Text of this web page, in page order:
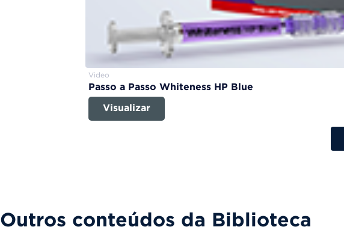
Video
Passo a Passo Whiteness HP Blue
Visualizar
Outros conteúdos da Biblioteca